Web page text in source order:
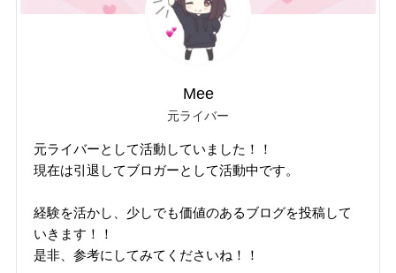
Mee
元ライバー
元ライバーとして活動していました！！
現在は引退してブロガーとして活動中です。
経験を活かし、少しでも価値のあるブログを投稿して
いきます！！
是非、参考にしてみてくださいね！！